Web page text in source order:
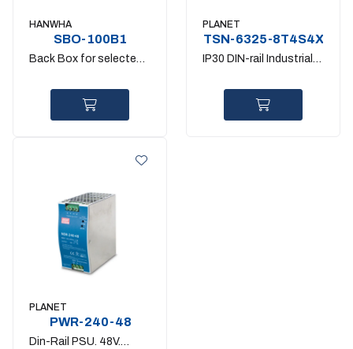
HANWHA
SBO-100B1
Back Box for selected
PLANET
TSN-6325-8T4S4X
IP30 DIN-rail Industrial
PLANET
PWR-240-48
Din-Rail PSU. 48V.